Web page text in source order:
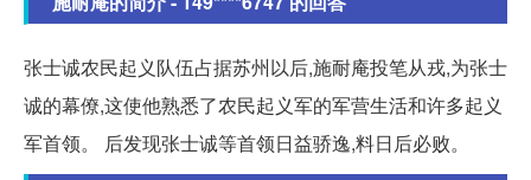
张士诚农民起义队伍占据苏州以后,施耐庵投笔从戎,为张士
诚的幕僚,这使他熟悉了农民起义军的军营生活和许多起义
军首领。 后发现张士诚等首领日益骄逸,料日后必败。